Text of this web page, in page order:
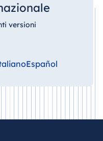
versioni
Español